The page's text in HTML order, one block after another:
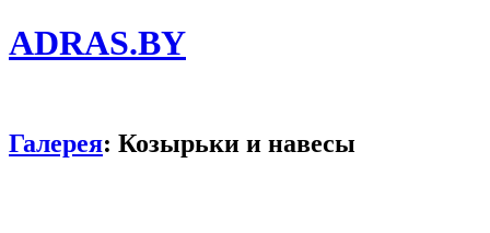
ADRAS.BY
Галерея: Козырьки и навесы